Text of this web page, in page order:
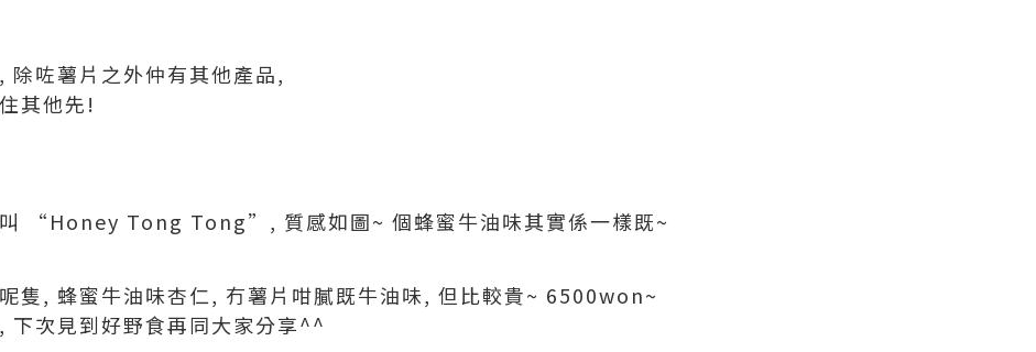
除咗薯片之外仲有其他產品,
其他先!
“Honey Tong Tong”, 質感如圖~ 個蜂蜜牛油味其實係一樣既~
隻, 蜂蜜牛油味杏仁, 冇薯片咁膩既牛油味, 但比較貴~ 6500won~
下次見到好野食再同大家分享^^